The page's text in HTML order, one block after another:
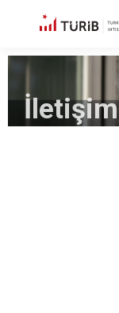
İletişim